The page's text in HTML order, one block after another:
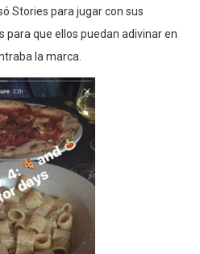
Stories para jugar con sus
para que ellos puedan adivinar en
la marca.